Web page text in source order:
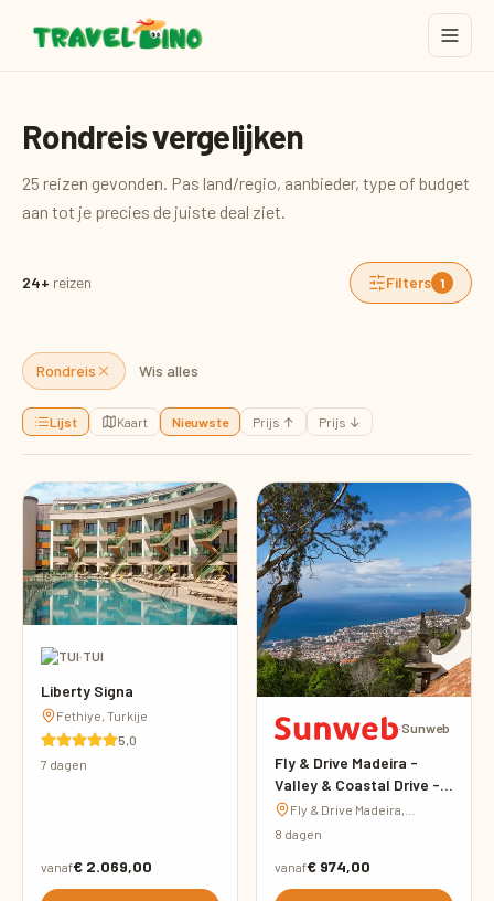
Rondreis vergelijken
25 reizen gevonden. Pas land/regio, aanbieder, type of budget
aan tot je precies de juiste deal ziet.
24+ reizen Filters 1
Rondreis Wis alles
Lijst Kaart Nieuwste Prijs ↑ Prijs ↓
·TUI
Liberty Signa
Fethiye, Turkije
5,0
7 dagen
vanaf€ 2.069,00
·Sunweb
Fly & Drive Madeira -
Valley & Coastal Drive -
inclusief huurauto
Fly & Drive Madeira,
Portugal
8 dagen
vanaf€ 974,00